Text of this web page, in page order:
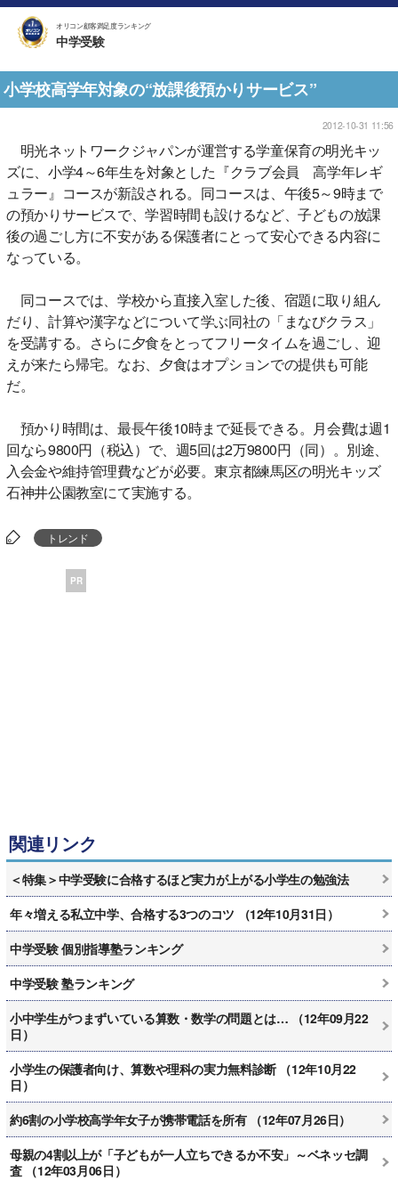
オリコン顧客満足度ランキング
中学受験
小学校高学年対象の“放課後預かりサービス”
2012-10-31 11:56
明光ネットワークジャパンが運営する学童保育の明光キッ
ズに、小学4～6年生を対象とした『クラブ会員 高学年レギ
ュラー』コースが新設される。同コースは、午後5～9時まで
の預かりサービスで、学習時間も設けるなど、子どもの放課
後の過ごし方に不安がある保護者にとって安心できる内容に
なっている。
同コースでは、学校から直接入室した後、宿題に取り組ん
だり、計算や漢字などについて学ぶ同社の「まなびクラス」
を受講する。さらに夕食をとってフリータイムを過ごし、迎
えが来たら帰宅。なお、夕食はオプションでの提供も可能
だ。
預かり時間は、最長午後10時まで延長できる。月会費は週1
回なら9800円（税込）で、週5回は2万9800円（同）。別途、
入会金や維持管理費などが必要。東京都練馬区の明光キッズ
石神井公園教室にて実施する。
トレンド
PR
関連リンク
＜特集＞中学受験に合格するほど実力が上がる小学生の勉強法
年々増える私立中学、合格する3つのコツ （12年10月31日）
中学受験 個別指導塾ランキング
中学受験 塾ランキング
小中学生がつまずいている算数・数学の問題とは… （12年09月22
日）
小学生の保護者向け、算数や理科の実力無料診断 （12年10月22
日）
約6割の小学校高学年女子が携帯電話を所有 （12年07月26日）
母親の4割以上が「子どもが一人立ちできるか不安」～ベネッセ調
査 （12年03月06日）